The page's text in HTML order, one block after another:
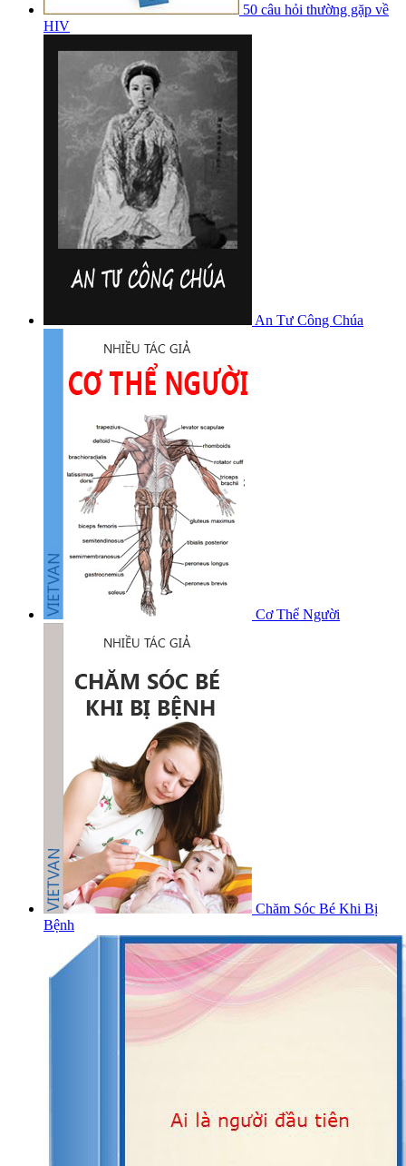
50 câu hỏi thường gặp về
HIV
An Tư Công Chúa
Cơ Thể Người
Chăm Sóc Bé Khi Bị
Bệnh